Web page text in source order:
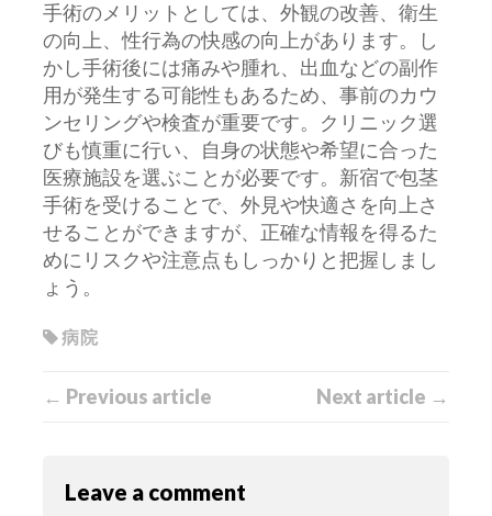
手術のメリットとしては、外観の改善、衛生
の向上、性行為の快感の向上があります。し
かし手術後には痛みや腫れ、出血などの副作
用が発生する可能性もあるため、事前のカウ
ンセリングや検査が重要です。クリニック選
びも慎重に行い、自身の状態や希望に合った
医療施設を選ぶことが必要です。新宿で包茎
手術を受けることで、外見や快適さを向上さ
せることができますが、正確な情報を得るた
めにリスクや注意点もしっかりと把握しまし
ょう。
病院
← Previous article Next article →
Leave a comment